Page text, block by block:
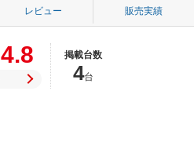
レビュー 販売実績
4.8 掲載台数
4台